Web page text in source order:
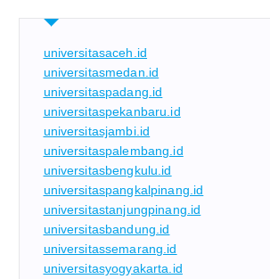
universitasaceh.id
universitasmedan.id
universitaspadang.id
universitaspekanbaru.id
universitasjambi.id
universitaspalembang.id
universitasbengkulu.id
universitaspangkalpinang.id
universitastanjungpinang.id
universitasbandung.id
universitassemarang.id
universitasyogyakarta.id